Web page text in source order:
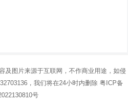
及图片来源于互联网，不作商业用途，如侵
，我们将在24小时内删除粤ICP备
号